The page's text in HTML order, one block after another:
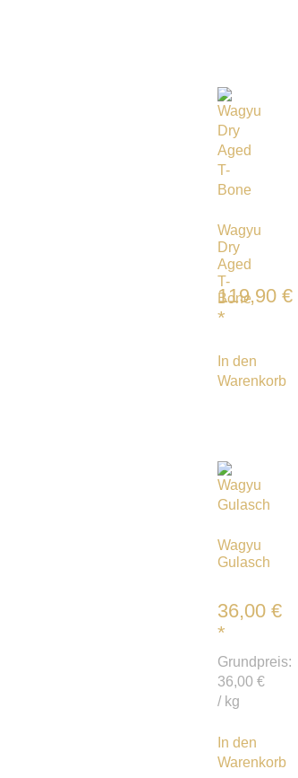
Wagyu
Dry
Aged
T-
Bone
119,90 €
*
In den
Warenkorb
Wagyu
Gulasch
36,00 €
*
Grundpreis:
36,00 €
/ kg
In den
Warenkorb